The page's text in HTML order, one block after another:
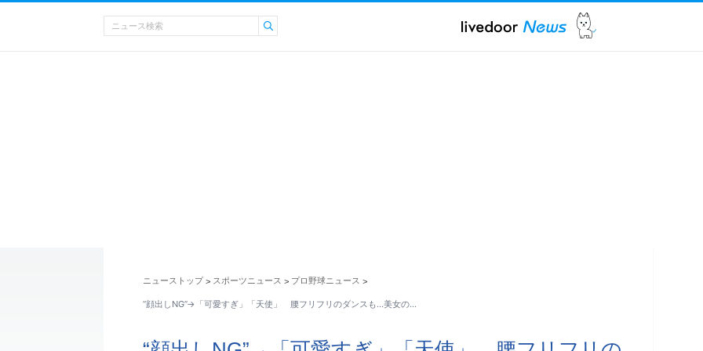
ニューストップ > スポーツニュース > プロ野球ニュース >
“顔出しNG”→「可愛すぎ」「天使」 腰フリフリのダンスも…美女の…